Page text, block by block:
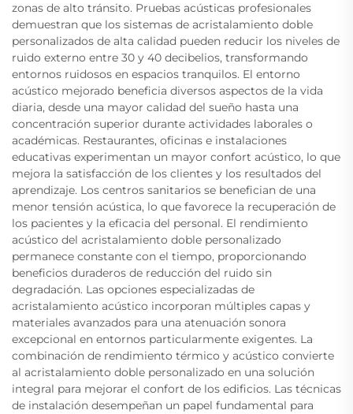
zonas de alto tránsito. Pruebas acústicas profesionales
demuestran que los sistemas de acristalamiento doble
personalizados de alta calidad pueden reducir los niveles de
ruido externo entre 30 y 40 decibelios, transformando
entornos ruidosos en espacios tranquilos. El entorno
acústico mejorado beneficia diversos aspectos de la vida
diaria, desde una mayor calidad del sueño hasta una
concentración superior durante actividades laborales o
académicas. Restaurantes, oficinas e instalaciones
educativas experimentan un mayor confort acústico, lo que
mejora la satisfacción de los clientes y los resultados del
aprendizaje. Los centros sanitarios se benefician de una
menor tensión acústica, lo que favorece la recuperación de
los pacientes y la eficacia del personal. El rendimiento
acústico del acristalamiento doble personalizado
permanece constante con el tiempo, proporcionando
beneficios duraderos de reducción del ruido sin
degradación. Las opciones especializadas de
acristalamiento acústico incorporan múltiples capas y
materiales avanzados para una atenuación sonora
excepcional en entornos particularmente exigentes. La
combinación de rendimiento térmico y acústico convierte
al acristalamiento doble personalizado en una solución
integral para mejorar el confort de los edificios. Las técnicas
de instalación desempeñan un papel fundamental para